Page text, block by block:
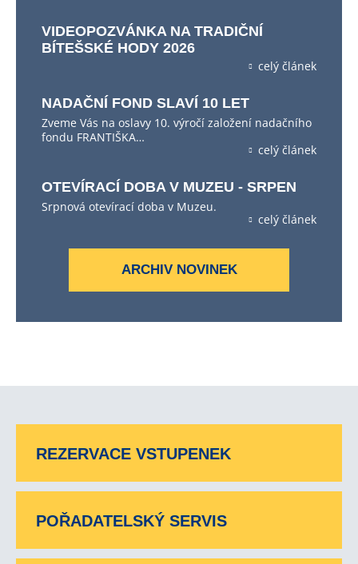
VIDEOPOZVÁNKA NA TRADIČNÍ
BÍTEŠSKÉ HODY 2026
celý článek
NADAČNÍ FOND SLAVÍ 10 LET
Zveme Vás na oslavy 10. výročí založení nadačního
fondu FRANTIŠKA…
celý článek
OTEVÍRACÍ DOBA V MUZEU - SRPEN
Srpnová otevírací doba v Muzeu.
celý článek
ARCHIV NOVINEK
REZERVACE VSTUPENEK
POŘADATELSKÝ SERVIS